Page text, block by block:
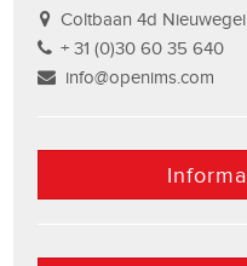
Coltbaan 4d
+ 31 (0)30 60 35 640
info@openims.com